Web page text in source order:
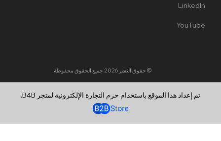
LinkedIn
YouTube
© حقوق النشر 2026 جميع الحقوق محفوظة
تم إعداد هذا الموقع باستخدام حزم التجارة الإلكترونية لمتجر B4B.